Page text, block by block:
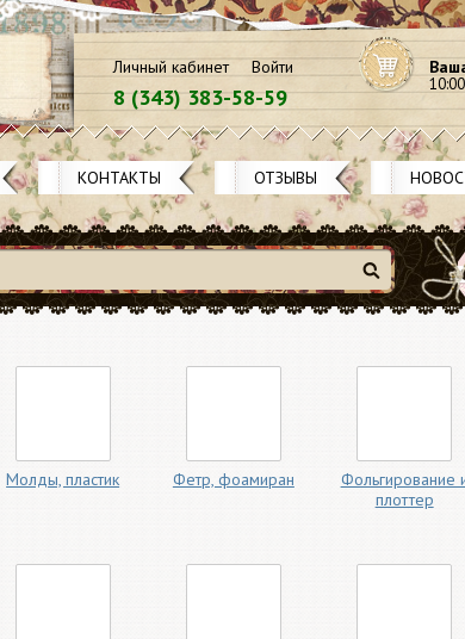
Личный кабинет Войти
8 (343) 383-58-59
КОНТАКТЫ ОТЗЫВЫ
Найти
Молды, пластик Фетр, фоамиран
Фольгирование
плоттер